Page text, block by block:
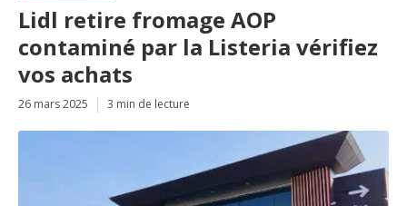
Lidl retire fromage AOP
contaminé par la Listeria vérifiez
vos achats
26 mars 2025 3 min de lecture